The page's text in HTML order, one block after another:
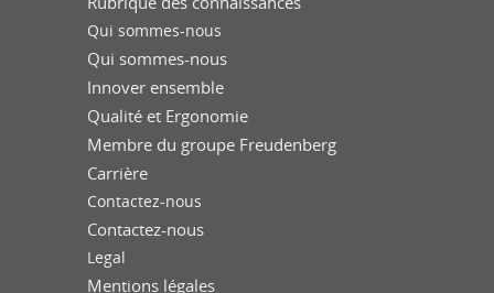
Qui sommes-nous
Qui sommes-nous
Innover ensemble
Qualité et Ergonomie
Membre du groupe Freudenberg
Carrière
Contactez-nous
Contactez-nous
Legal
Mentions légales